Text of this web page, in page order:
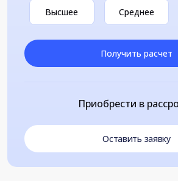
Высшее Среднее
Получить расчет
Приобрести в
Оставить заявку